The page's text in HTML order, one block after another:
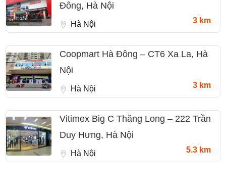
Đông, Hà Nội
Hà Nội 3 km
Coopmart Hà Đông – CT6 Xa La, Hà
Nội
Hà Nội 3 km
Vitimex Big C Thăng Long – 222 Trần
Duy Hưng, Hà Nội
Hà Nội 5.3 km